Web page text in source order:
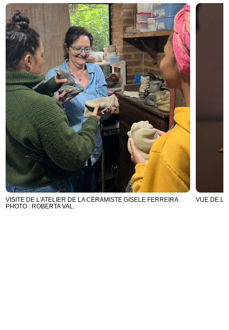
VISITE DE L'ATELIER DE LA CÉRAMISTE GISELE FERREIRA.
PHOTO : ROBERTA VAL.
VUE DE